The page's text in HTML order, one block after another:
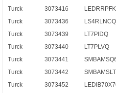
Turck
3073416
Turck
3073436
Turck
3073439
LT7PIDQ
Turck
3073440
LT7PLVQ
Turck
3073441
Turck
3073442
Turck
3073452